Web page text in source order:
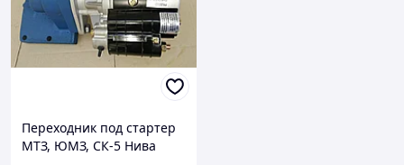
Переходник под стартер
МТЗ, ЮМЗ, СК-5 Нива